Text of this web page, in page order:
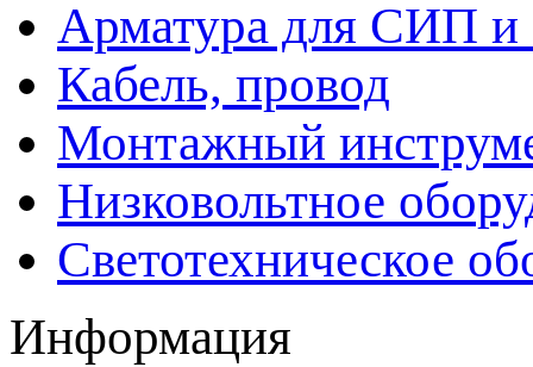
Арматура для СИП
Кабель, провод
Монтажный
Низковольтное
Светотехническое
Информация